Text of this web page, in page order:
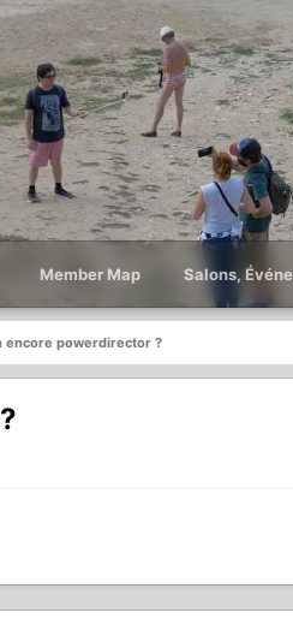
Member Map Salons,
encore powerdirector ?